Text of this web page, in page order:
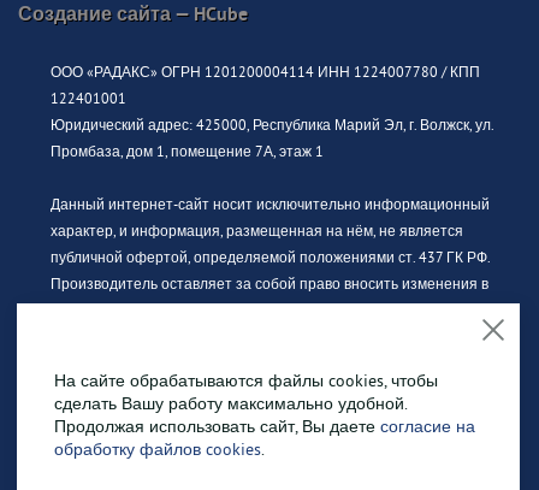
Создание сайта —HCube
ООО «РАДАКС» ОГРН 1201200004114 ИНН 1224007780 / КПП
122401001
Юридический адрес: 425000, Республика Марий Эл, г. Волжск, ул.
Промбаза, дом 1, помещение 7А, этаж 1
Данный интернет-сайт носит исключительно информационный
характер, и информация, размещенная на нём, не является
публичной офертой, определяемой положениями ст. 437 ГК РФ.
Производитель оставляет за собой право вносить изменения в
уведомления. За актуальной информацией просьба обращаться к
Изображение продукции может отличаться от фактического вида.
Интерьерные иллюстрации и примеры использования
На сайте обрабатываются файлы cookies, чтобы
сделать Вашу работу максимально удобной.
Продолжая использовать сайт, Вы даете согласие на
обработку файлов cookies.